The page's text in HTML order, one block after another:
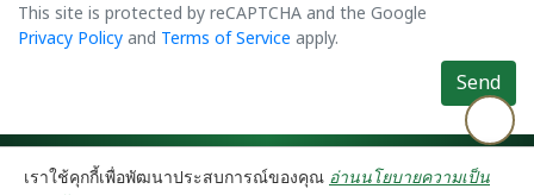
This site is protected by reCAPTCHA and the Google
Privacy Policyand Terms of Service apply.
Send
©2026 Asiatic Agro Industry Co., Ltd. All rights reserved.Privacy Policy
เราใช้คุกกี้เพื่อพัฒนาประสบการณ์ของคุณ อ่านนโยบายความเป็น
⚙️ คุกกี้